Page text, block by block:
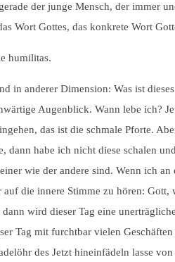
der junge Mensch, der immer
Wort Gottes, das konkrete Wort
humilitas.
in anderer Dimension: Was ist
Augenblick. Wann lebe ich?
das ist die schmale Pforte.
dann habe ich nicht diese schalen
wie der andere sind. Wenn ich
die innere Stimme zu hören:
wird dieser Tag eine
Tag mit furchtbar vielen
des Jetzt hineinfädeln lasse